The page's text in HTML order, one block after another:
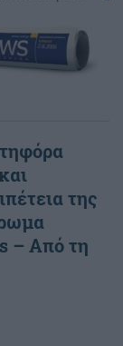
της
– Από τη